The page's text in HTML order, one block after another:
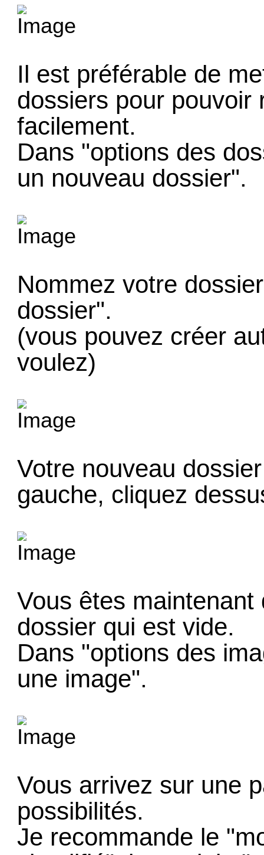
Il est préférable de
dossiers pour pouvoir
facilement.
Dans "options des
un nouveau dossier".
Nommez votre
dossier".
(vous pouvez créer
voulez)
Votre nouveau
gauche, cliquez
Vous êtes
dossier qui est vide.
Dans "options des
une image".
Vous arrivez sur une
possibilités.
Je recommande le